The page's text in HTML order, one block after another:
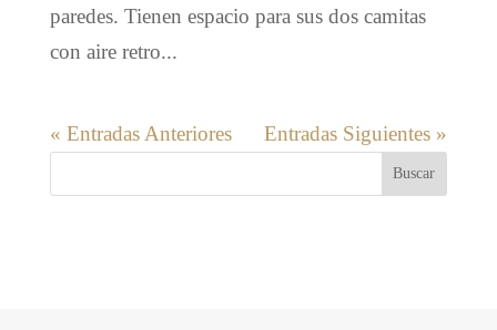
paredes. Tienen espacio para sus dos camitas
con aire retro...
« Entradas Anteriores Entradas Siguientes »